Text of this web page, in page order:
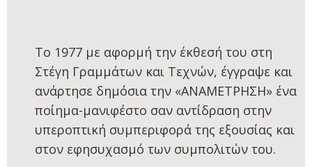
Το 1977 με αφορμή την έκθεσή του στη
Στέγη Γραμμάτων και Τεχνών, έγγραψε και
ανάρτησε δημόσια την «ΑΝΑΜΕΤΡΗΣΗ» ένα
ποίημα-μανιφέστο σαν αντίδραση στην
υπεροπτική συμπεριφορά της εξουσίας και
στον εφησυχασμό των συμπολιτών του.